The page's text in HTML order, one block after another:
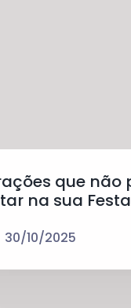
que não
na sua
30/10/2025